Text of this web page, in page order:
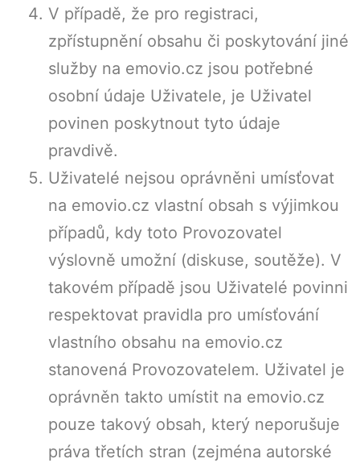
V případě, že pro registraci,
zpřístupnění obsahu či poskytování jiné
služby na emovio.cz jsou potřebné
osobní údaje Uživatele, je Uživatel
povinen poskytnout tyto údaje
pravdivě.
Uživatelé nejsou oprávněni umísťovat
na emovio.cz vlastní obsah s výjimkou
případů, kdy toto Provozovatel
výslovně umožní (diskuse, soutěže). V
takovém případě jsou Uživatelé povinni
respektovat pravidla pro umísťování
vlastního obsahu na emovio.cz
stanovená Provozovatelem. Uživatel je
oprávněn takto umístit na emovio.cz
pouze takový obsah, který neporušuje
práva třetích stran (zejména autorské